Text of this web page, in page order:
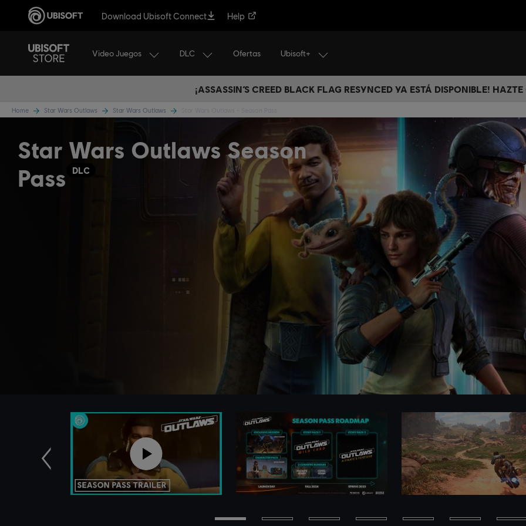
Download Ubisoft Connect Help
Video Juegos DLC Ofertas Ubisoft+
¡ASSASSIN’S CREED BLACK FLAG RESYNCED YA ESTÁ DISPONIBLE!
Home Star Wars Outlaws Star Wars Outlaws
Star Wars Outlaws Season
Pass
DLC
Anterior